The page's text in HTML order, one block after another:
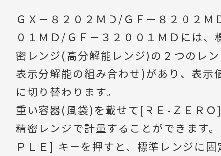
ＧＸ－８２０２ＭＤ/ＧＦ－８２０２Ｍ
０１ＭＤ/ＧＦ－３２００１ＭＤには、
密レンジ(高分解能レンジ)の２つのレ
表示分解能の組み合わせ)があり、表示
に切り替わります。
重い容器(風袋)を載せて[ＲＥ-ＺＥＲ
精密レンジで計量することができます
ＰＬＥ] キーを押すと、標準レンジに